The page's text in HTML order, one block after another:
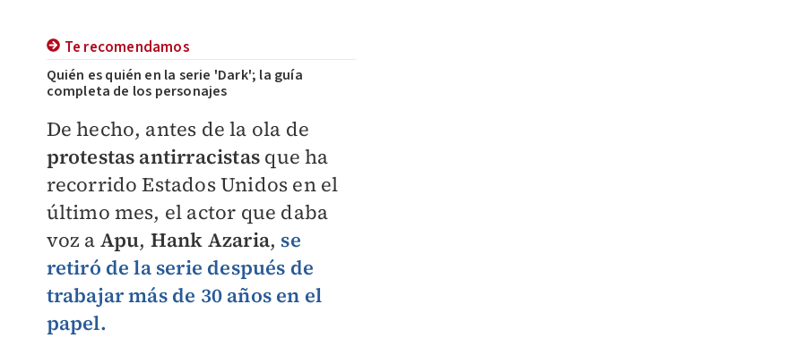
Te recomendamos
Quién es quién en la serie 'Dark'; la guía
completa de los personajes
De hecho, antes de la ola de
protestas antirracistas que ha
recorrido Estados Unidos en el
último mes, el actor que daba
voz a Apu, Hank Azaria, se
retiró de la serie después de
trabajar más de 30 años en el
papel.